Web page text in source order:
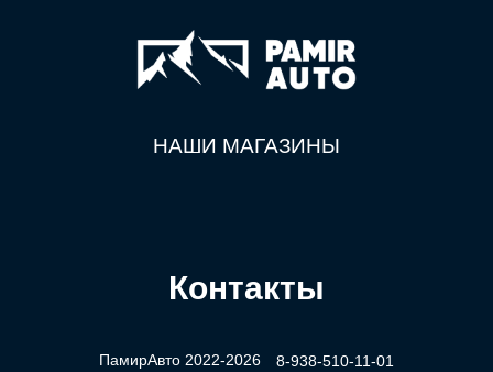
НАШИ МАГАЗИНЫ
Контакты
ПамирАвто 2022-2026 8-938-510-11-01